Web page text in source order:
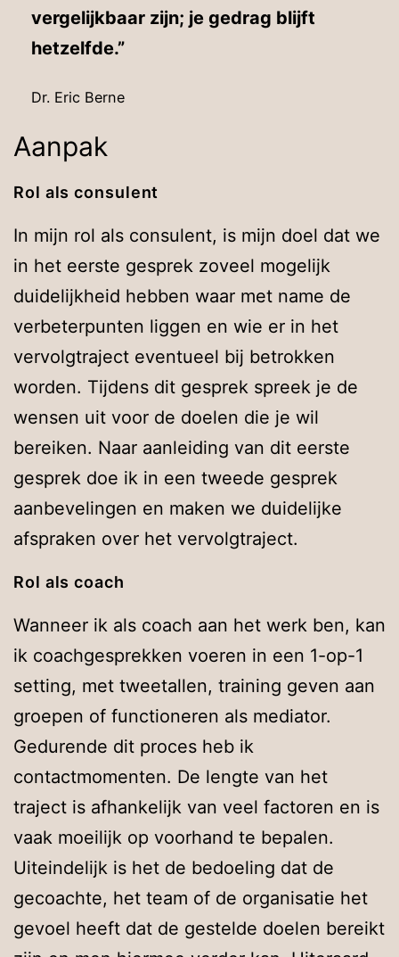
vergelijkbaar zijn; je gedrag blijft
hetzelfde.”
Dr. Eric Berne
Aanpak
Rol als consulent
In mijn rol als consulent, is mijn doel dat we
in het eerste gesprek zoveel mogelijk
duidelijkheid hebben waar met name de
verbeterpunten liggen en wie er in het
vervolgtraject eventueel bij betrokken
worden. Tijdens dit gesprek spreek je de
wensen uit voor de doelen die je wil
bereiken. Naar aanleiding van dit eerste
gesprek doe ik in een tweede gesprek
aanbevelingen en maken we duidelijke
afspraken over het vervolgtraject.
Rol als coach
Wanneer ik als coach aan het werk ben, kan
ik coachgesprekken voeren in een 1-op-1
setting, met tweetallen, training geven aan
groepen of functioneren als mediator.
Gedurende dit proces heb ik
contactmomenten. De lengte van het
traject is afhankelijk van veel factoren en is
vaak moeilijk op voorhand te bepalen.
Uiteindelijk is het de bedoeling dat de
gecoachte, het team of de organisatie het
gevoel heeft dat de gestelde doelen bereikt